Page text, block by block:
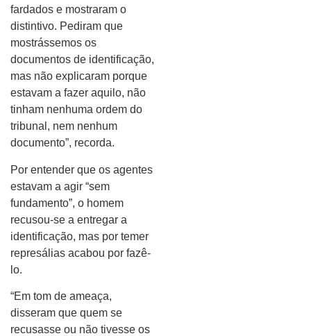
fardados e mostraram o
distintivo. Pediram que
mostrássemos os
documentos de identificação,
mas não explicaram porque
estavam a fazer aquilo, não
tinham nenhuma ordem do
tribunal, nem nenhum
documento”, recorda.
Por entender que os agentes
estavam a agir “sem
fundamento”, o homem
recusou-se a entregar a
identificação, mas por temer
represálias acabou por fazê-
lo.
“Em tom de ameaça,
disseram que quem se
recusasse ou não tivesse os